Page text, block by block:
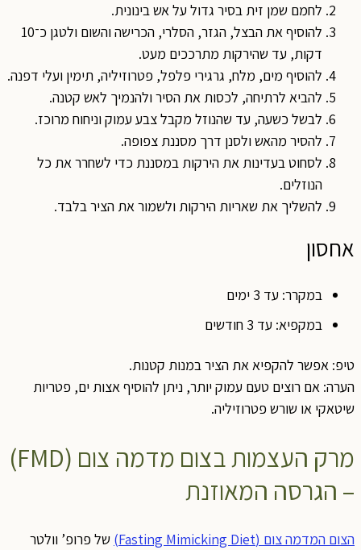
לחמם שמן זית בסיר גדול על אש בינונית.
להוסיף את הבצל, הגזר, הסלרי, הכרישה והשום ולטגן כ־10
דקות, עד שהירקות מתרככים מעט.
להוסיף מים, מלח, גרגירי פלפל, פטרוזיליה, תימין ועלי דפנה.
להביא לרתיחה, לכסות את הסיר ולהנמיך לאש קטנה.
לבשל כשעה, עד שהנוזל מקבל צבע עמוק וניחוח מרוכז.
להסיר מהאש ולסנן דרך מסננת צפופה.
לסחוט בעדינות את הירקות במסננת כדי לשחרר את כל
הנוזלים.
להשליך את שאריות הירקות ולשמור את הציר בלבד.
אחסון
במקרר: עד 3 ימים
במקפיא: עד 3 חודשים
טיפ: אפשר להקפיא את הציר במנות קטנות.
הערה: אם רוצים טעם עמוק יותר, ניתן להוסיף אצות ים, פטריות
שיטאקי או שורש פטרוזיליה.
מרק העצמות בצום מדמה צום (FMD)
– הגרסה המאוזנת
הצום המדמה צום (Fasting Mimicking Diet)
של פרופ’ וולטר